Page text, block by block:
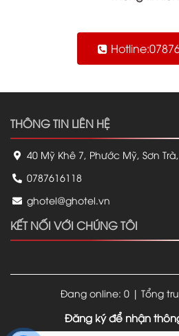
THÔNG TIN LIÊN HỆ
40 Mỹ Khê 7, Phước Mỹ, Sơn
0787616118
ghotel@ghotel.vn
KẾT NỐI VỚI CHÚNG TÔI
Đang online: 0 | Tổng
Đăng ký để nhận